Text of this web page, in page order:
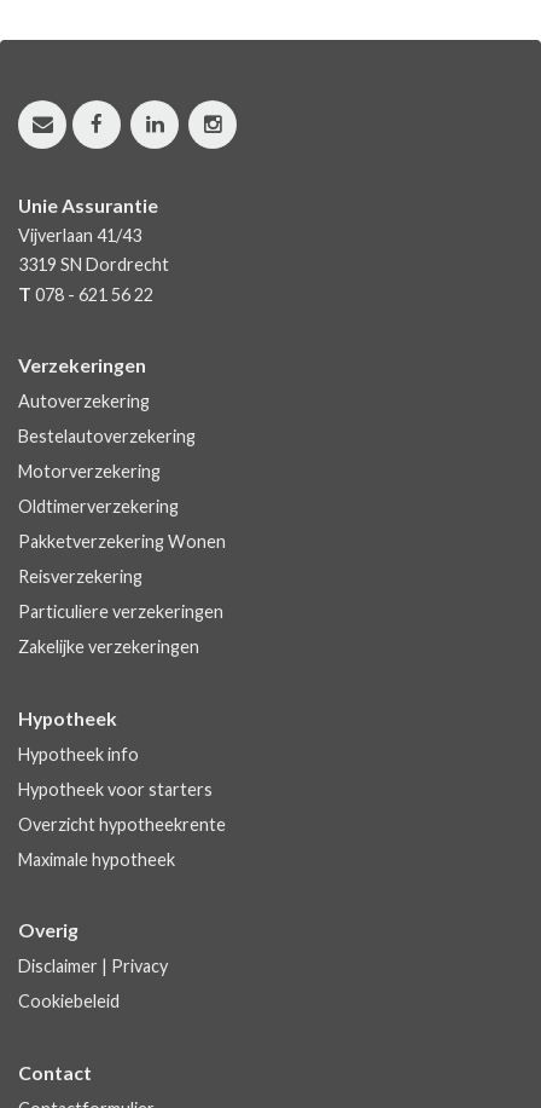
Unie Assurantie
Vijverlaan 41/43
3319 SN Dordrecht
T 078 - 621 56 22
Verzekeringen
Autoverzekering
Bestelautoverzekering
Motorverzekering
Oldtimerverzekering
Pakketverzekering Wonen
Reisverzekering
Particuliere verzekeringen
Zakelijke verzekeringen
Hypotheek
Hypotheek info
Hypotheek voor starters
Overzicht hypotheekrente
Maximale hypotheek
Overig
Disclaimer | Privacy
Cookiebeleid
Contact